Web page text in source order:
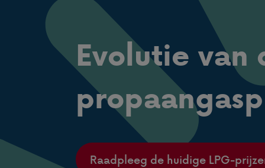
Evolutie van
Raadpleeg de huidige LPG-